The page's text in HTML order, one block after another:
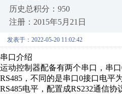
历史总积分：950
注册：2015年5月21日
发表于：2022-05-20 11:02:42
串口介绍
运动控制器配备有两个串口，串
RS485，不同的是串口0接口电平
RS485电平，配置成RS232通信